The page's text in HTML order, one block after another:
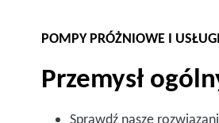
POMPY PRÓŻNIOWE I
Przemysł
Sprawdź nasze